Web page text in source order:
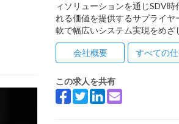
ィソリューションを通じSDV時
れる価値を提供するサプライヤ
軟で幅広いシステム実現をめざ
会社概要 すべての
この求人を共有